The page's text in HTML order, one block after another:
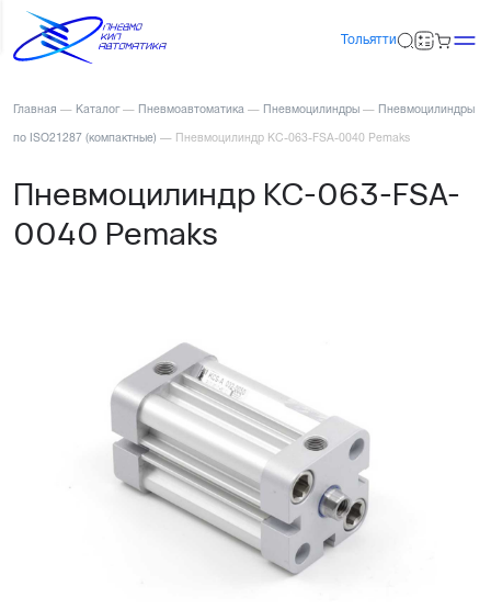
Тольятти
Главная — Каталог — Пневмоавтоматика — Пневмоцилиндры — Пневмоцилиндры
по ISO21287 (компактные) — Пневмоцилиндр KC-063-FSA-0040 Pemaks
Пневмоцилиндр KC-063-FSA-
0040 Pemaks